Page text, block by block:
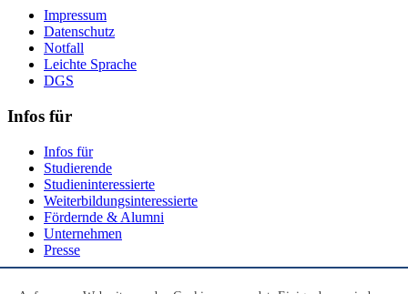
Impressum
Datenschutz
Notfall
Leichte Sprache
DGS
Infos für
Infos für
Studierende
Studieninteressierte
Weiterbildungsinteressierte
Fördernde & Alumni
Unternehmen
Presse